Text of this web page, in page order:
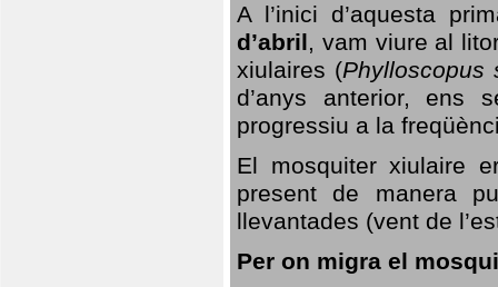
A l’inici d’aquesta
d’abril, vam viure al
xiulaires (Phylloscopus
d’anys anterior, ens
progressiu a la
El mosquiter xiulaire
present de manera
llevantades (vent de
Per on migra el